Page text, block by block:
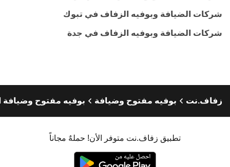
شركات الضيافة وبوفيه الزفاف في تبوك
شركات الضيافة وبوفيه الزفاف في جدة
زفاف.نت بوفيه مفتوح وضيافة بوفيه مفتوح وضيافة
تطبيق زفاف.نت متوفر الأن! حملهٌ مجاناً